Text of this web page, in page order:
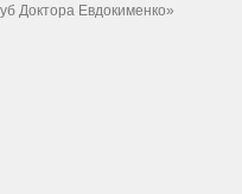
Доктора Евдокименко»